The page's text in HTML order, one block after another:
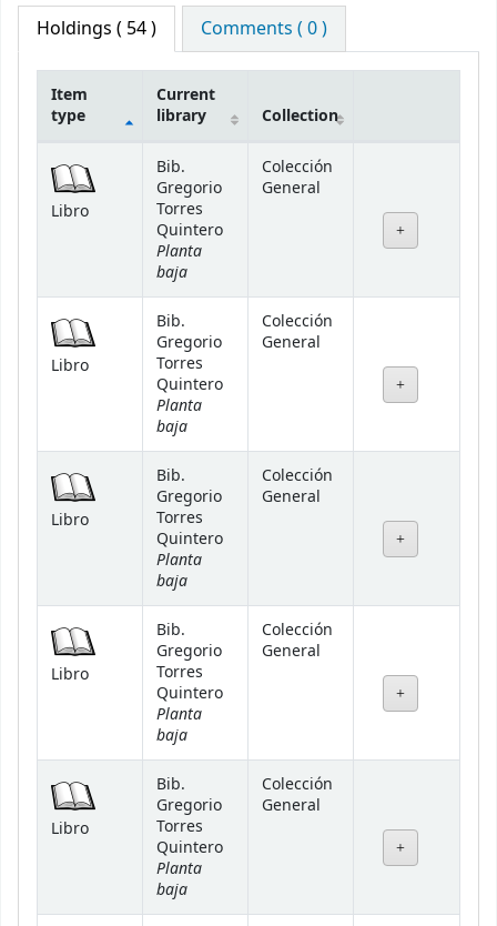
Holdings ( 54 ) Comments ( 0 )
Item
type
Current
library
Collection
Libro
Bib.
Gregorio
Torres
Quintero
Planta
baja
Colección
General
Libro
Bib.
Gregorio
Torres
Quintero
Planta
baja
Colección
General
Libro
Bib.
Gregorio
Torres
Quintero
Planta
baja
Colección
General
Libro
Bib.
Gregorio
Torres
Quintero
Planta
baja
Colección
General
Libro
Bib.
Gregorio
Torres
Quintero
Planta
baja
Colección
General